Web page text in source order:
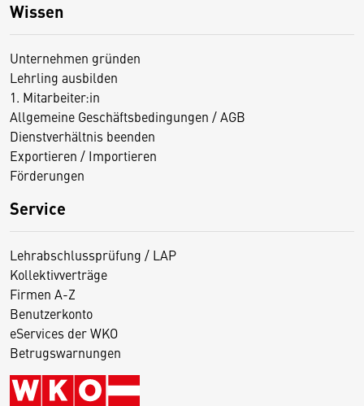
Wissen
Unternehmen gründen
Lehrling ausbilden
1. Mitarbeiter:in
Allgemeine Geschäftsbedingungen / AGB
Dienstverhältnis beenden
Exportieren / Importieren
Förderungen
Service
Lehrabschlussprüfung / LAP
Kollektivverträge
Firmen A-Z
Benutzerkonto
eServices der WKO
Betrugswarnungen